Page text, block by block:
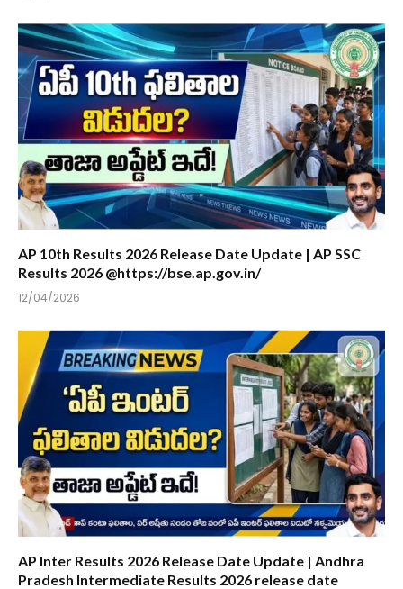
AP 10th Results 2026 Release Date Update | AP SSC
Results 2026 @https://bse.ap.gov.in/
12/04/2026
AP Inter Results 2026 Release Date Update | Andhra
Pradesh Intermediate Results 2026 release date